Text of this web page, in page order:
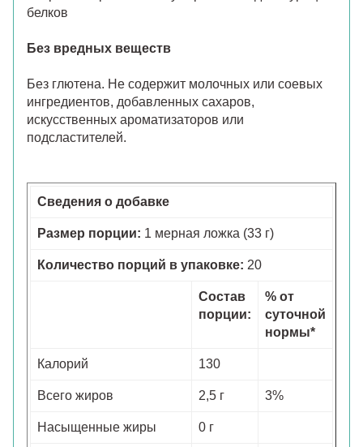
белков
Без вредных веществ
Без глютена. Не содержит молочных или соевых
ингредиентов, добавленных сахаров,
искусственных ароматизаторов или
подсластителей.
Сведения о добавке
Размер порции: 1 мерная ложка (33 г)
Количество порций в упаковке: 20
Состав
порции:
% от
суточной
нормы*
Калорий 130
Всего жиров 2,5 г 3%
Насыщенные жиры 0 г